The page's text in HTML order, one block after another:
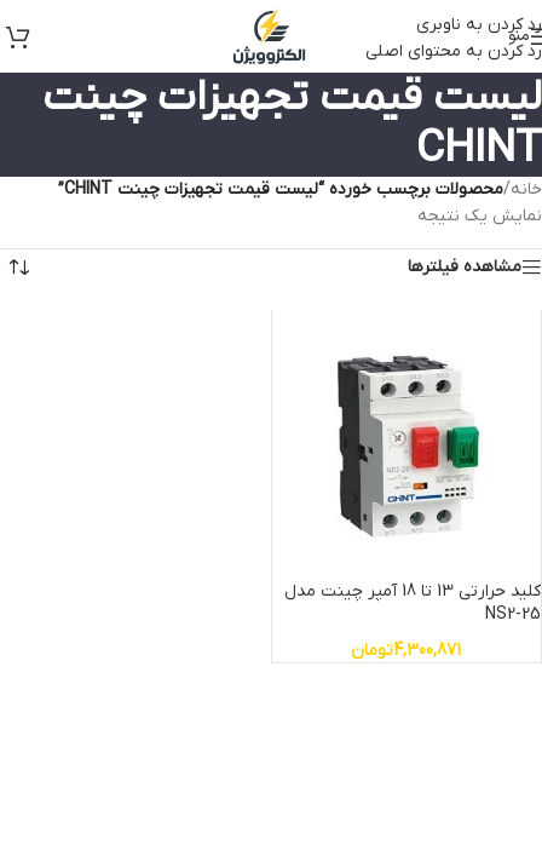
رد کردن به ناوبری
رد کردن به محتوای اصلی
منو
لیست قیمت تجهیزات چینت
CHINT
خانه/محصولات برچسب خورده “لیست قیمت تجهیزات چینت CHINT”
نمایش یک نتیجه
مشاهده فیلترها
کلید حرارتی 13 تا 18 آمپر چینت مدل
NS2-25
4,300,871تومان